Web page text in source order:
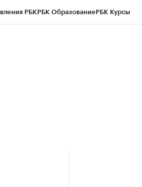
РБКРБК ОбразованиеРБК Курсы